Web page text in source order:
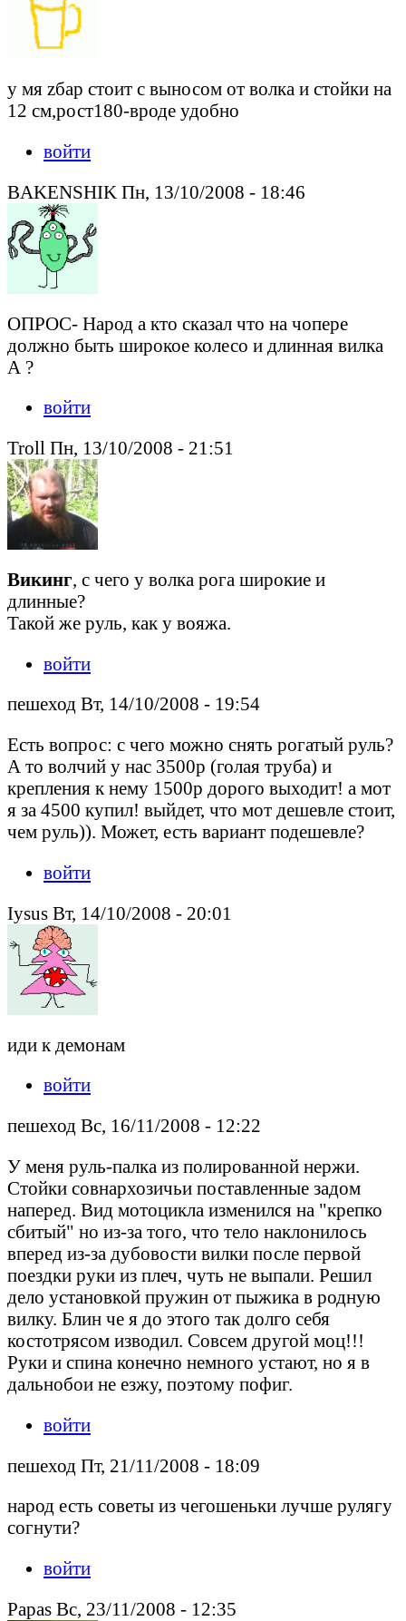
у мя zбар стоит с выносом от волка и стойки на
12 см,рост180-вроде удобно
войти
BAKENSHIK Пн, 13/10/2008 - 18:46
ОПРОС- Народ а кто сказал что на чопере
должно быть широкое колесо и длинная вилка
А ?
войти
Troll Пн, 13/10/2008 - 21:51
Викинг, с чего у волка рога широкие и
длинные?
Такой же руль, как у вояжа.
войти
пешеход Вт, 14/10/2008 - 19:54
Есть вопрос: с чего можно снять рогатый руль?
А то волчий у нас 3500р (голая труба) и
крепления к нему 1500р дорого выходит! а мот
я за 4500 купил! выйдет, что мот дешевле стоит,
чем руль)). Может, есть вариант подешевле?
войти
Iysus Вт, 14/10/2008 - 20:01
иди к демонам
войти
пешеход Вс, 16/11/2008 - 12:22
У меня руль-палка из полированной нержи.
Стойки совнархозичьи поставленные задом
наперед. Вид мотоцикла изменился на "крепко
сбитый" но из-за того, что тело наклонилось
вперед из-за дубовости вилки после первой
поездки руки из плеч, чуть не выпали. Решил
дело установкой пружин от пыжика в родную
вилку. Блин че я до этого так долго себя
костотрясом изводил. Совсем другой моц!!!
Руки и спина конечно немного устают, но я в
дальнобои не езжу, поэтому пофиг.
войти
пешеход Пт, 21/11/2008 - 18:09
народ есть советы из чегошеньки лучше рулягу
согнути?
войти
Papas Вс, 23/11/2008 - 12:35